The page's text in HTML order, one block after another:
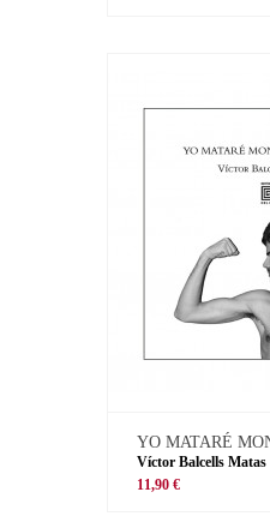
YO MATARÉ
Víctor Balcells Matas
11,90 €